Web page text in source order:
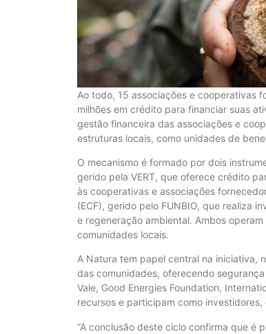
Ao todo, 15 associações e cooperativas
milhões em crédito para financiar suas
gestão financeira das associações e
estruturas locais, como unidades de
O mecanismo é formado por dois
gerido pela VERT, que oferece crédito
às cooperativas e associações
(ECF), gerido pelo FUNBIO, que realiza
e regeneração ambiental. Ambos
comunidades locais.
A Natura tem papel central na iniciativa,
das comunidades, oferecendo
Vale, Good Energies Foundation,
recursos e participam como
“A conclusão deste ciclo confirma que é